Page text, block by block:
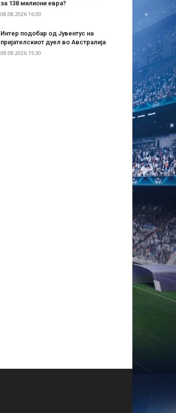
за 138 милиони евра?
08.08.2026 16:00
Интер подобар од Јувентус на
пријателскиот дуел во Австралија
08.08.2026 15:30